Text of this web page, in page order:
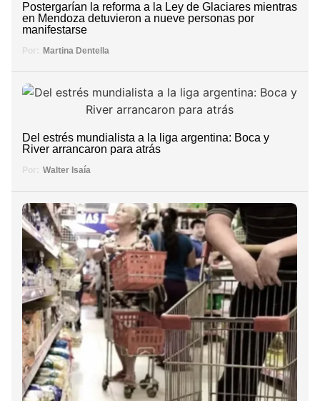
Postergarían la reforma a la Ley de Glaciares mientras
en Mendoza detuvieron a nueve personas por
manifestarse
Por: Martina Dentella
Del estrés mundialista a la liga argentina: Boca y
River arrancaron para atrás
Por: Walter Isaía